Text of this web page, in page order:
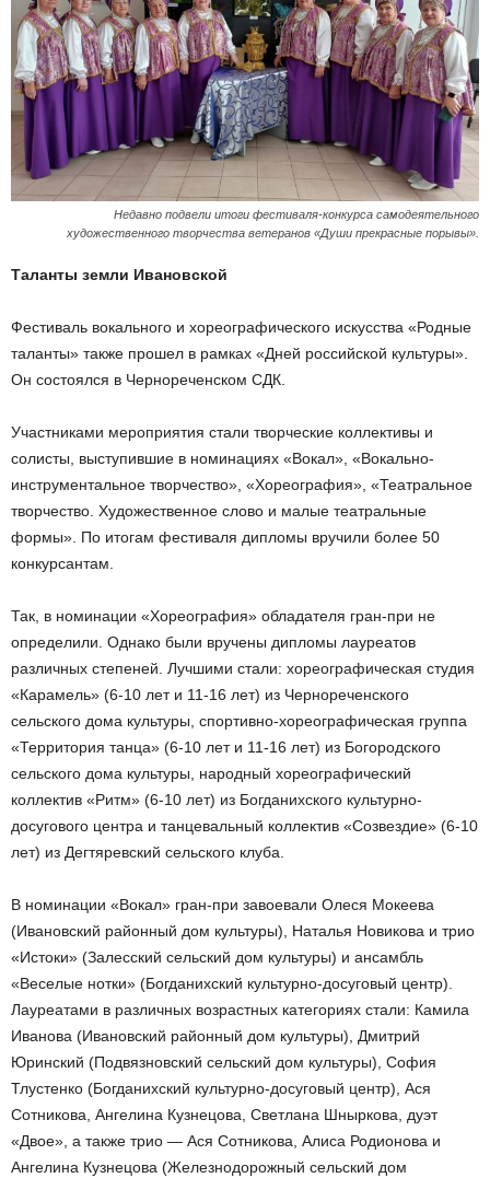
Недавно подвели итоги фестиваля-конкурса самодеятельного
художественного творчества ветеранов «Души прекрасные порывы».
Таланты земли Ивановской
Фестиваль вокального и хореографического искусства «Родные
таланты» также прошел в рамках «Дней российской культуры».
Он состоялся в Чернореченском СДК.
Участниками мероприятия стали творческие коллективы и
солисты, выступившие в номинациях «Вокал», «Вокально-
инструментальное творчество», «Хореография», «Театральное
творчество. Художественное слово и малые театральные
формы». По итогам фестиваля дипломы вручили более 50
конкурсантам.
Так, в номинации «Хореография» обладателя гран-при не
определили. Однако были вручены дипломы лауреатов
различных степеней. Лучшими стали: хореографическая студия
«Карамель» (6-10 лет и 11-16 лет) из Чернореченского
сельского дома культуры, спортивно-хореографическая группа
«Территория танца» (6-10 лет и 11-16 лет) из Богородского
сельского дома культуры, народный хореографический
коллектив «Ритм» (6-10 лет) из Богданихского культурно-
досугового центра и танцевальный коллектив «Созвездие» (6-10
лет) из Дегтяревский сельского клуба.
В номинации «Вокал» гран-при завоевали Олеся Мокеева
(Ивановский районный дом культуры), Наталья Новикова и трио
«Истоки» (Залесский сельский дом культуры) и ансамбль
«Веселые нотки» (Богданихский культурно-досуговый центр).
Лауреатами в различных возрастных категориях стали: Камила
Иванова (Ивановский районный дом культуры), Дмитрий
Юринский (Подвязновский сельский дом культуры), София
Тлустенко (Богданихский культурно-досуговый центр), Ася
Сотникова, Ангелина Кузнецова, Светлана Шныркова, дуэт
«Двое», а также трио — Ася Сотникова, Алиса Родионова и
Ангелина Кузнецова (Железнодорожный сельский дом